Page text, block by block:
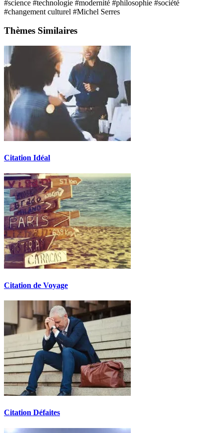
#science #technologie #modernité #philosophie #société
#changement culturel #Michel Serres
Thèmes Similaires
Citation Idéal
Citation de Voyage
Citation Défaites